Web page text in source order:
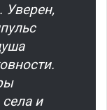
Уверен,
и